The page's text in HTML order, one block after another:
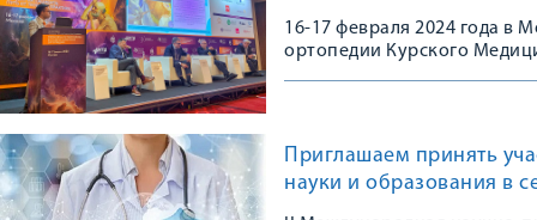
16-17 февраля 2024 года в
ортопедии Курского
Приглашаем принять
науки и образования в